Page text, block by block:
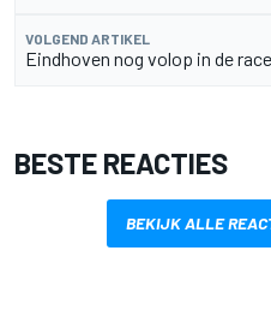
VOLGEND ARTIKEL
Eindhoven nog volop in de
BESTE REACTIES
BEKIJK ALLE